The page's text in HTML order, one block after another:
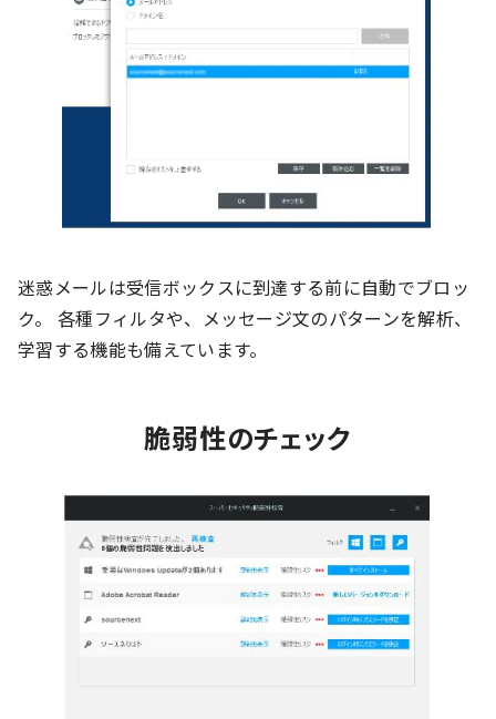
迷惑メールは受信ボックスに到達する前に自動でブロッ
ク。 各種フィルタや、メッセージ文のパターンを解析、
学習する機能も備えています。
脆弱性のチェック